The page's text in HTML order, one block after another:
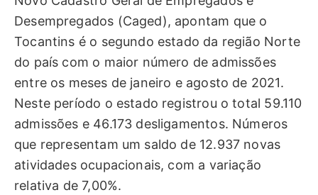
Desempregados (Caged), apontam que o
Tocantins é o segundo estado da região Norte
do país com o maior número de admissões
entre os meses de janeiro e agosto de 2021.
Neste período o estado registrou o total 59.110
admissões e 46.173 desligamentos. Números
que representam um saldo de 12.937 novas
atividades ocupacionais, com a variação
relativa de 7,00%.